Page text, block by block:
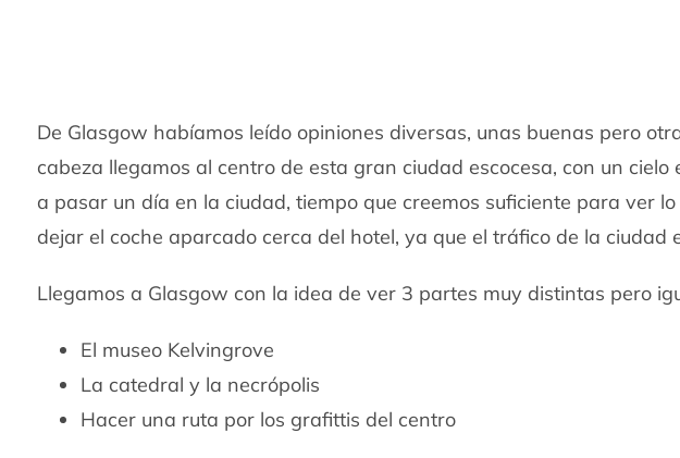
De Glasgow habíamos leído opiniones diversas, unas buenas pero
cabeza llegamos al centro de esta gran ciudad escocesa, con un
a pasar un día en la ciudad, tiempo que creemos suficiente para ver
dejar el coche aparcado cerca del hotel, ya que el tráfico de la
Llegamos a Glasgow con la idea de ver 3 partes muy distintas pero
El museo Kelvingrove
La catedral y la necrópolis
Hacer una ruta por los grafittis del centro